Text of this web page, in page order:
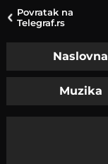
Povratak na
Telegraf.rs
Naslovna
Muzika